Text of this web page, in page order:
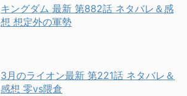
キングダム 最新 第882話 ネタバレ＆感
想 想定外の軍勢
3月のライオン最新 第221話 ネタバレ＆
感想 零vs隈倉